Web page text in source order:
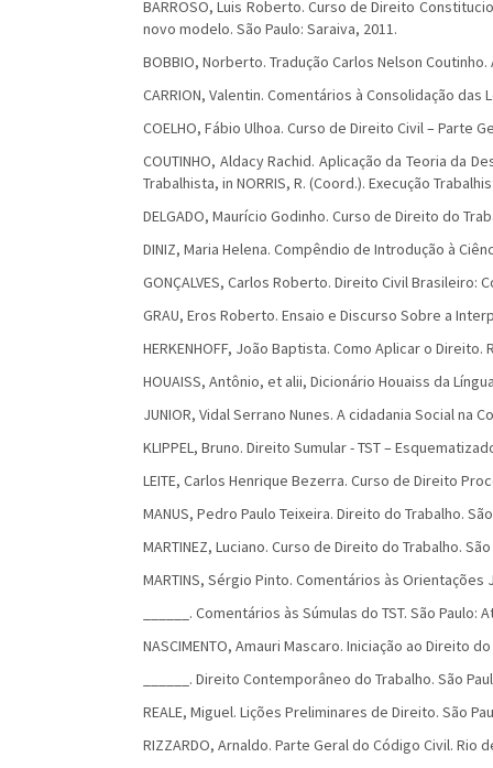
BARROSO, Luis Roberto. Curso de Direito
novo modelo. São Paulo: Saraiva, 2011.
BOBBIO, Norberto. Tradução Carlos Nelson
CARRION, Valentin. Comentários à Consolidação das
COELHO, Fábio Ulhoa. Curso de Direito Civil – Parte
COUTINHO, Aldacy Rachid. Aplicação da Teoria da
Trabalhista, in NORRIS, R. (Coord.). Execução
DELGADO, Maurício Godinho. Curso de Direito do
DINIZ, Maria Helena. Compêndio de Introdução à
GONÇALVES, Carlos Roberto. Direito Civil Brasileiro:
GRAU, Eros Roberto. Ensaio e Discurso Sobre a
HERKENHOFF, João Baptista. Como Aplicar o
HOUAISS, Antônio, et alii, Dicionário Houaiss da
JUNIOR, Vidal Serrano Nunes. A cidadania Social na
KLIPPEL, Bruno. Direito Sumular - TST –
LEITE, Carlos Henrique Bezerra. Curso de Direito
MANUS, Pedro Paulo Teixeira. Direito do Trabalho.
MARTINEZ, Luciano. Curso de Direito do Trabalho.
MARTINS, Sérgio Pinto. Comentários às Orientações
______. Comentários às Súmulas do TST. São Paulo:
NASCIMENTO, Amauri Mascaro. Iniciação ao Direito
______. Direito Contemporâneo do Trabalho. São
REALE, Miguel. Lições Preliminares de Direito. São
RIZZARDO, Arnaldo. Parte Geral do Código Civil. Rio